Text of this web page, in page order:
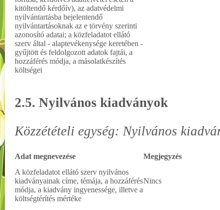
kitöltendő kérdőív), az adatvédelmi
nyilvántartásba bejelentendő
nyilvántartásoknak az e törvény szerinti
azonosító adatai; a közfeladatot ellátó
szerv által - alaptevékenysége keretében -
gyűjtött és feldolgozott adatok fajtái, a
hozzáférés módja, a másolatkészítés
költségei
2.5. Nyilvános kiadványok
Közzétételi egység: Nyilvános
Adat megnevezése
Megjegyzés
A közfeladatot ellátó szerv nyilvános
kiadványainak címe, témája, a hozzáférés
módja, a kiadvány ingyenessége, illetve a
költségtérítés mértéke
Nincs